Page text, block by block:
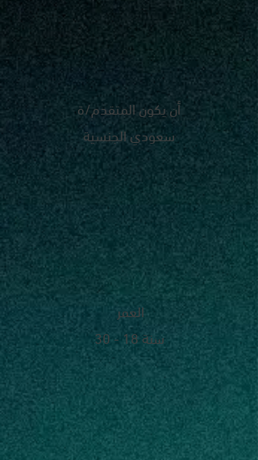
أن يكون المتقدم/ة
سعودي الجنسية
العمر
30 - 18 سنة